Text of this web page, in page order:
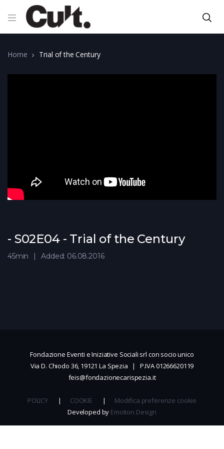
Home Trial of the Century
- S02E04 - Trial of the Century
45min Added: 06.08.2016
Fondazione Eventi e Iniziative Sociali srl con socio unico
Via D. Chiodo 36, 19121 La Spezia | P.IVA 01266620119
feis@fondazionecarispezia.it
POLICY | COOKIE | Modifica preferenze cookie
Developed by Emotion Design